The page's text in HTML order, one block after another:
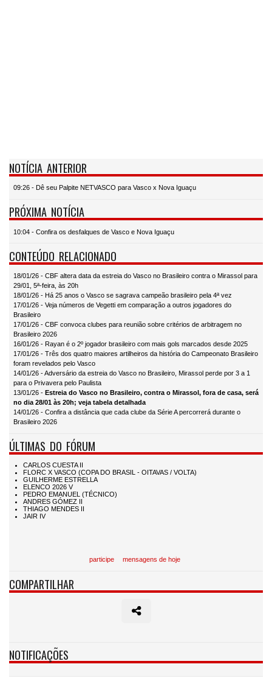
NOTÍCIA ANTERIOR
09:26 - Dê seu Palpite NETVASCO para Vasco x Nova Iguaçu
PRÓXIMA NOTÍCIA
10:04 - Confira os desfalques de Vasco e Nova Iguaçu
CONTEÚDO RELACIONADO
18/01/26 - CBF altera data da estreia do Vasco no Brasileiro contra o Mirassol para
29/01, 5ª-feira, às 20h
18/01/26 - Há 25 anos o Vasco se sagrava campeão brasileiro pela 4ª vez
17/01/26 - Veja números de Vegetti em comparação a outros jogadores do
Brasileiro
17/01/26 - CBF convoca clubes para reunião sobre critérios de arbitragem no
Brasileiro 2026
16/01/26 - Rayan é o 2º jogador brasileiro com mais gols marcados desde 2025
17/01/26 - Três dos quatro maiores artilheiros da história do Campeonato Brasileiro
foram revelados pelo Vasco
14/01/26 - Adversário da estreia do Vasco no Brasileiro, Mirassol perde por 3 a 1
para o Privavera pelo Paulista
13/01/26 - Estreia do Vasco no Brasileiro, contra o Mirassol, fora de casa, será
no dia 28/01 às 20h; veja tabela detalhada
14/01/26 - Confira a distância que cada clube da Série A percorrerá durante o
Brasileiro 2026
ÚLTIMAS DO FÓRUM
participe mensagens de hoje
COMPARTILHAR
NOTIFICAÇÕES